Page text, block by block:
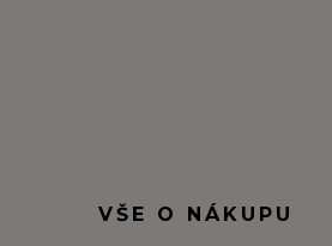
VŠE O NÁKUPU